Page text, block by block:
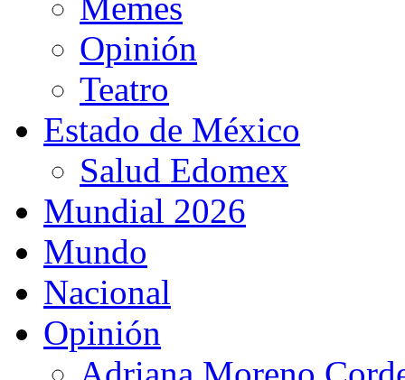
Opinión
Teatro
Estado de México
Salud Edomex
Mundial 2026
Mundo
Nacional
Opinión